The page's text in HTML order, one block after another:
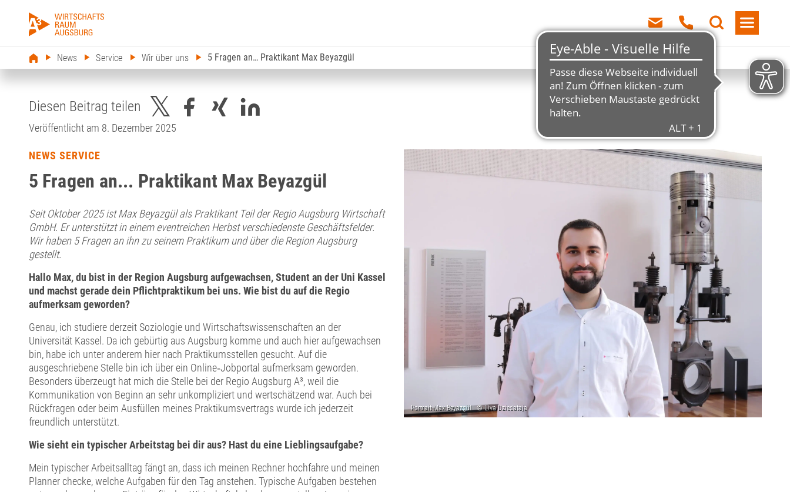
News Service Wir über uns 5 Fragen an… Praktikant Max Beyazgül
Diesen Beitrag teilen
Veröffentlicht am 8. Dezember 2025
NEWS SERVICE
5 Fragen an... Praktikant Max Beyazgül
Seit Oktober 2025 ist Max Beyazgül als Praktikant Teil der Regio Augsburg Wirtschaft
GmbH. Er unterstützt in einem eventreichen Herbst verschiedenste Geschäftsfelder.
Wir haben 5 Fragen an ihn zu seinem Praktikum und über die Region Augsburg
gestellt.
Hallo Max, du bist in der Region Augsburg aufgewachsen, Student an der Uni Kassel
und machst gerade dein Pflichtpraktikum bei uns. Wie bist du auf die Regio
aufmerksam geworden?
Genau, ich studiere derzeit Soziologie und Wirtschaftswissenschaften an der
Universität Kassel. Da ich gebürtig aus Augsburg komme und auch hier aufgewachsen
bin, habe ich unter anderem hier nach Praktikumsstellen gesucht. Auf die
ausgeschriebene Stelle bin ich über ein Online‑Jobportal aufmerksam geworden.
Besonders überzeugt hat mich die Stelle bei der Regio Augsburg A³, weil die
Kommunikation von Beginn an sehr unkompliziert und wertschätzend war. Auch bei
Rückfragen oder beim Ausfüllen meines Praktikumsvertrags wurde ich jederzeit
freundlich unterstützt.
Wie sieht ein typischer Arbeitstag bei dir aus? Hast du eine Lieblingsaufgabe?
Mein typischer Arbeitsalltag fängt an, dass ich meinen Rechner hochfahre und meinen
Planner checke, welche Aufgaben für den Tag anstehen. Typische Aufgaben bestehen